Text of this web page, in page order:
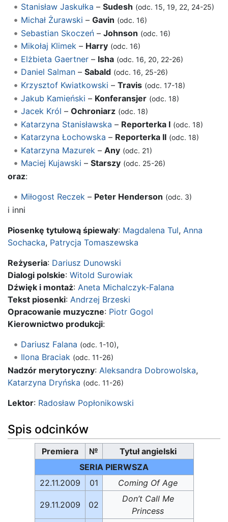
Stanisław Jaskułka – Sudesh (odc. 15, 19, 22, 24-25)
Michał Żurawski – Gavin (odc. 16)
Sebastian Skoczeń– Johnson (odc. 16)
Mikołaj Klimek– Harry (odc. 16)
Elżbieta Gaertner– Isha (odc. 16, 20, 22-26)
Daniel Salman– Sabald (odc. 16, 25-26)
Krzysztof Kwiatkowski – Travis (odc. 17-18)
Jakub Kamieński – Konferansjer (odc. 18)
Jacek Król – Ochroniarz (odc. 18)
Katarzyna Stanisławska – Reporterka I (odc. 18)
Katarzyna Łochowska – Reporterka II (odc. 18)
Katarzyna Mazurek – Any (odc. 21)
Maciej Kujawski – Starszy (odc. 25-26)
oraz:
Miłogost Reczek– Peter Henderson (odc. 3)
i inni
Piosenkę tytułową śpiewały: Magdalena Tul, Anna
Sochacka, Patrycja Tomaszewska
Reżyseria: Dariusz Dunowski
Dialogi polskie: Witold Surowiak
Dźwięk i montaż: Aneta Michalczyk-Falana
Tekst piosenki: Andrzej Brzeski
Opracowanie muzyczne: Piotr Gogol
Kierownictwo produkcji:
Dariusz Falana (odc. 1-10),
Ilona Braciak (odc. 11-26)
Nadzór merytoryczny: Aleksandra Dobrowolska,
Katarzyna Dryńska (odc. 11-26)
Lektor: Radosław Popłonikowski
Spis odcinków
Premiera №
Tytuł angielski
SERIA PIERWSZA
22.11.2009
01 Coming Of Age
29.11.2009 02
Don’t Call Me
Princess